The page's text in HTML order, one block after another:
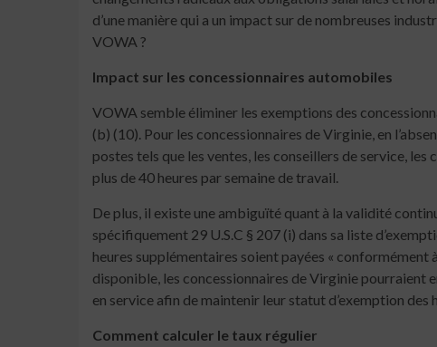
d’une manière qui a un impact sur de nombreuses
VOWA ?
Impact sur les concessionnaires automobiles
VOWA semble éliminer les exemptions des
(b) (10). Pour les concessionnaires de Virginie, en
postes tels que les ventes, les conseillers de service, les
plus de 40 heures par semaine de travail.
De plus, il existe une ambiguïté quant à la validité
spécifiquement 29 U.S.C § 207 (i) dans sa liste
heures supplémentaires soient payées « conformément
disponible, les concessionnaires de Virginie pourraient
en service afin de maintenir leur statut d’exemption des
Comment calculer le taux régulier